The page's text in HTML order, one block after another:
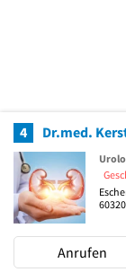
4 Dr.med.
60320
Anrufen